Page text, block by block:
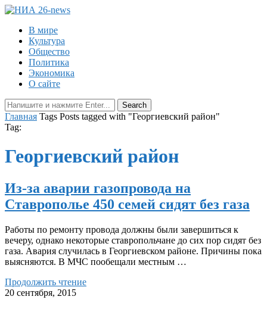
В мире
Культура
Общество
Политика
Экономика
О сайте
Главная Tags Posts tagged with "Георгиевский район"
Tag:
Георгиевский район
Из-за аварии газопровода на
Ставрополье 450 семей сидят без газа
Работы по ремонту провода должны были завершиться к
вечеру, однако некоторые ставропольчане до сих пор сидят без
газа. Авария случилась в Георгиевском районе. Причины пока
выясняются. В МЧС пообещали местным …
Продолжить чтение
20 сентября, 2015